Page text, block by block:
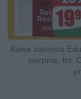
Kawa ziarnista
sierpnia, fot.